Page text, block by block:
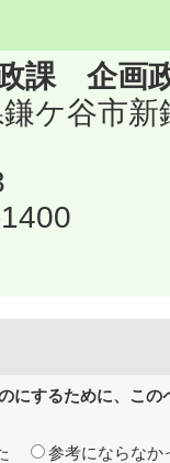
課 企画
ケ谷市
にするために、こ
参考にならなか